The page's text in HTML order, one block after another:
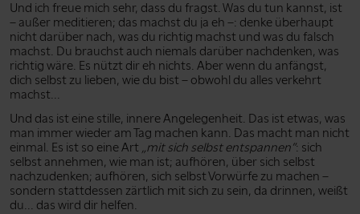
Und ich freue mich sehr, dass du fragst. Was du tun kannst, ist
– außer meditieren; das machst du ja eh –: denke überhaupt
nicht darüber nach, was du richtig machst und was du falsch
machst. Du brauchst auch niemals darüber nachdenken, was
richtig wäre. Es nützt dir eh nichts. Aber wenn du anfängst,
dich selbst zu lieben, wie du bist – obwohl du alles verkehrt
machst...
Und das ist eine stille, innere Angelegenheit. Das ist etwas, was
man immer wieder am Tag machen kann. Das macht man nicht
einmal. Es ist so eine Art „mit sich selbst entspannen”: sich
selbst annehmen, wie man ist; aufhören, über sich selbst
nachzudenken; aufhören, sich selbst Vorwürfe zu machen –
sondern stattdessen zärtlich mit sich zu sein, da drinnen, weißt
du... das wird dir helfen.